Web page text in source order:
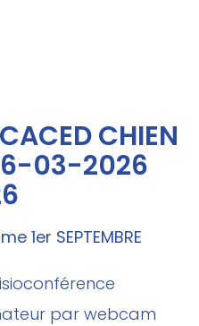
CHIEN
03-2026
1er SEPTEMBRE
par webcam